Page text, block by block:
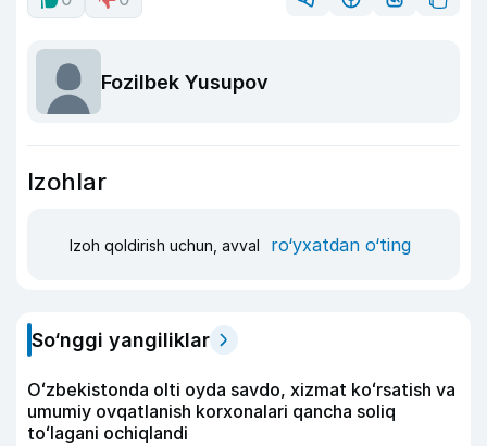
Fozilbek Yusupov
Izohlar
Izoh qoldirish uchun, avval ro‘yxatdan o‘ting
So‘nggi yangiliklar
Oʻzbekistonda olti oyda savdo, xizmat koʻrsatish va
umumiy ovqatlanish korxonalari qancha soliq
toʻlagani ochiqlandi